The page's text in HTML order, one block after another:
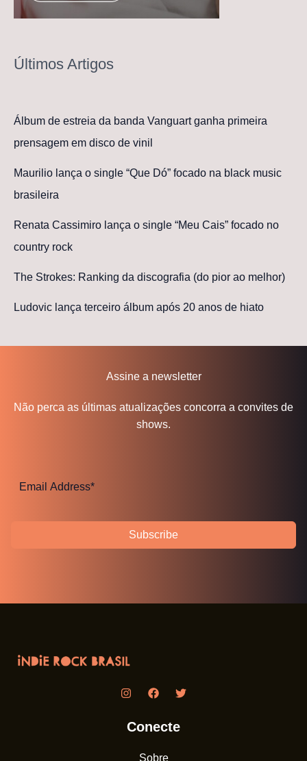
Últimos Artigos
Álbum de estreia da banda Vanguart ganha primeira
prensagem em disco de vinil
Maurilio lança o single “Que Dó” focado na black music
brasileira
Renata Cassimiro lança o single “Meu Cais” focado no
country rock
The Strokes: Ranking da discografia (do pior ao melhor)
Ludovic lança terceiro álbum após 20 anos de hiato
Assine a newsletter
Não perca as últimas atualizações concorra a convites de
shows.
Subscribe
Conecte
Sobre